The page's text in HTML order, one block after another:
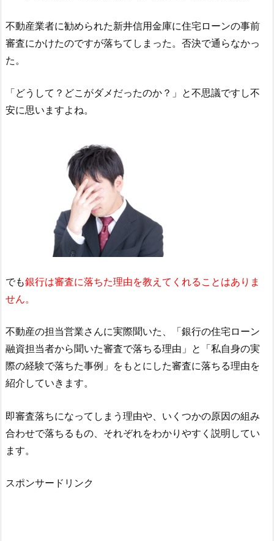
不動産業者に勧められた新井信用金庫に住宅ローンの事前
審査にかけたのですが落ちてしまった。否決で通らなかっ
た。
「どうして？どこがダメだったのか？」と不思議ですし不
安に思いますよね。
でも銀行は審査に落ちた理由を教えてくれることはありま
せん。
不動産の担当営業さんに実際聞いた、「銀行の住宅ローン
融資担当者から聞いた審査で落ちる理由」と「私自身の実
際の経験で落ちた事例」をもとにした審査に落ちる理由を
紹介していきます。
即審査落ちになってしまう理由や、いくつかの原因の組み
合わせで落ちるもの、それぞれをわかりやすく説明してい
ます。
スポンサードリンク